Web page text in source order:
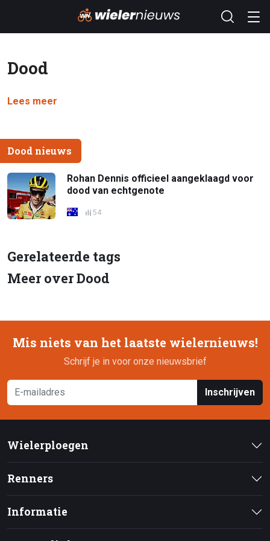
Dood
Lees meer
Dood nieuws
Rohan Dennis officieel aangeklaagd voor
dood van echtgenote
54
Gerelateerde tags
Meer over Dood
Mis niets van het laatste wielernieuws!
Schrijf je in voor onze nieuwsbrief
Inschrijven
Wielerploegen
Renners
Informatie